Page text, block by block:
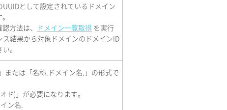
UUIDとして設定されているドメイン
方法は、
ドメイン一覧取得 を実行
ス結果から対象ドメインのドメインID
。
または「名称.ドメイン名.」の形式で
ド)」が必要になります。
ン名.